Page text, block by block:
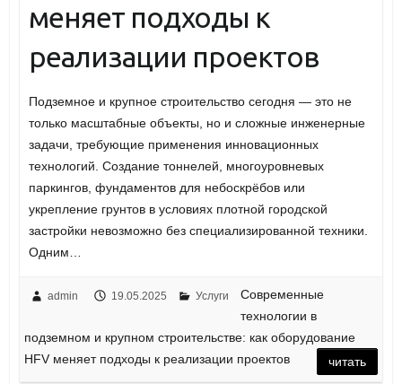
меняет подходы к
реализации проектов
Подземное и крупное строительство сегодня — это не
только масштабные объекты, но и сложные инженерные
задачи, требующие применения инновационных
технологий. Создание тоннелей, многоуровневых
паркингов, фундаментов для небоскрёбов или
укрепление грунтов в условиях плотной городской
застройки невозможно без специализированной техники.
Одним…
admin 19.05.2025 Услуги
Современные
технологии в
подземном и крупном строительстве: как оборудование
HFV меняет подходы к реализации проектов
читать